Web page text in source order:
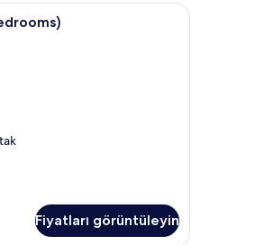
Royal Jacuzzi Suite (2 Bedrooms) | Oturma
Fiyatları görüntüleyin